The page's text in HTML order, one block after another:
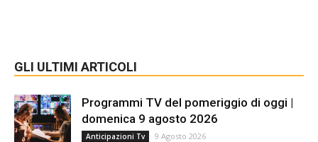
GLI ULTIMI ARTICOLI
Programmi TV del pomeriggio di oggi |
domenica 9 agosto 2026
Anticipazioni Tv 9 Agosto 2026